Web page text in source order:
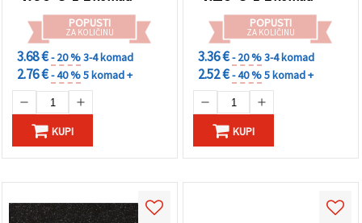
POPUSTI
ZA KOLIČINU
3.68 €- 20 %3-4 komad
2.76 €- 40 %5 komad +
KUPI
POPUSTI
ZA KOLIČINU
3.36 €- 20 %3-4 komad
2.52 €- 40 %5 komad +
KUPI